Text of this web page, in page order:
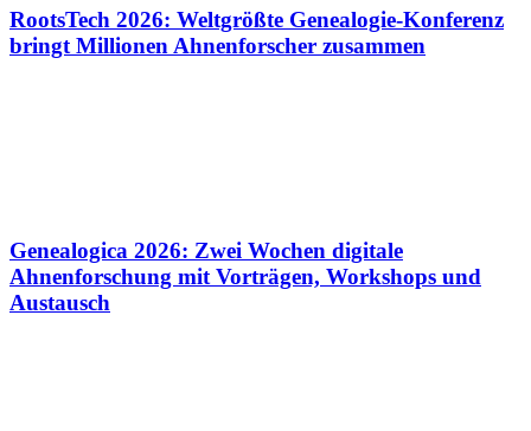
RootsTech 2026: Weltgrößte Genealogie-Konferenz
bringt Millionen Ahnenforscher zusammen
Genealogica 2026: Zwei Wochen digitale
Ahnenforschung mit Vorträgen, Workshops und
Austausch